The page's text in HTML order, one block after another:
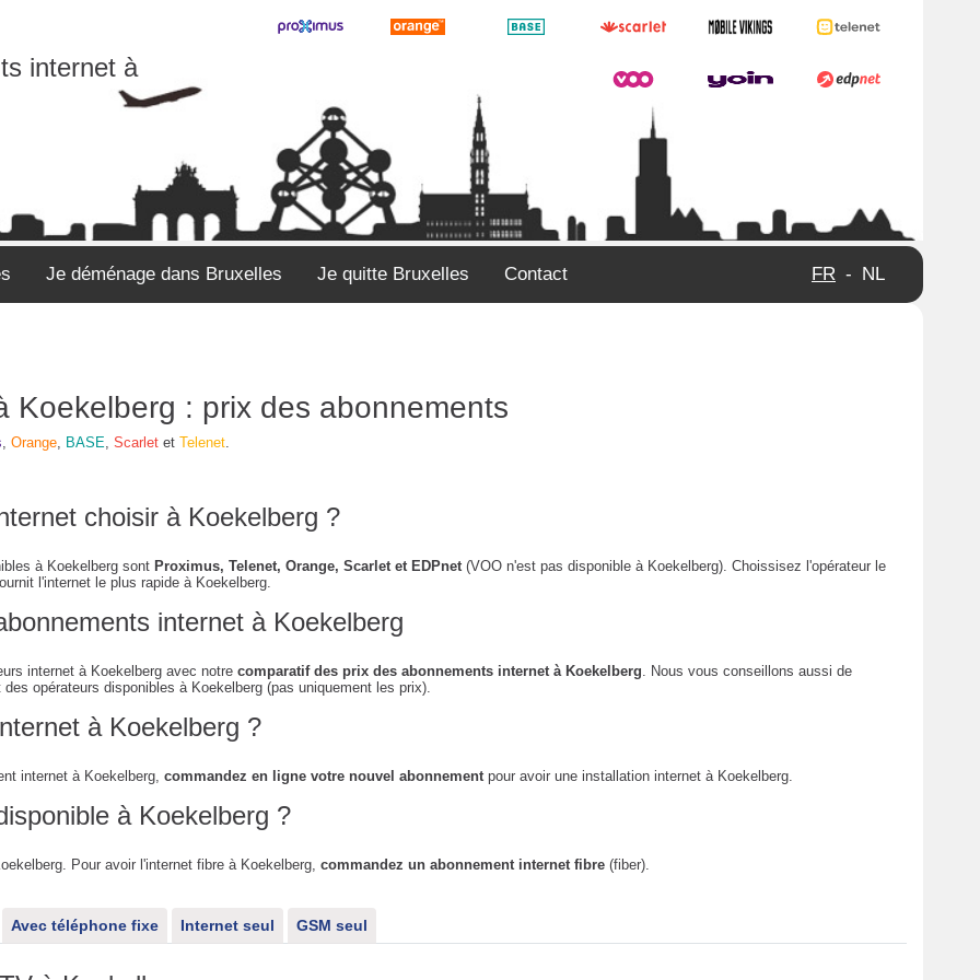
internet à
Je déménage dans Bruxelles Je quitte Bruxelles Contact FR - NL
Koekelberg : prix des abonnements
, Orange, BASE, Scarletet Telenet.
choisir à Koekelberg ?
à Koekelberg sont Proximus, Telenet, Orange, Scarlet et EDPnet(VOO n'est pas disponible à Koekelberg). Choissisez l'opérateur le
l'internet le plus rapide à Koekelberg.
internet à Koekelberg
internet à Koekelberg avec notre comparatif des prix des abonnements internet à Koekelberg. Nous vous conseillons aussi de
opérateurs disponibles à Koekelberg (pas uniquement les prix).
à Koekelberg ?
internet à Koekelberg, commandez en ligne votre nouvel abonnementpour avoir une installation internet à Koekelberg.
à Koekelberg ?
Pour avoir l'internet fibre à Koekelberg, commandez un abonnement internet fibre(fiber).
Avec téléphone fixe Internet seul GSM seul